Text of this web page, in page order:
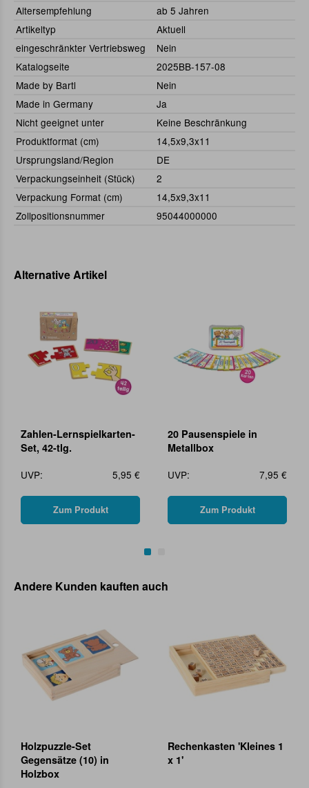
Altersempfehlung
ab 5 Jahren
Artikeltyp
Aktuell
eingeschränkter Vertriebsweg
Nein
Katalogseite
2025BB-157-08
Made by Bartl
Nein
Made in Germany
Ja
Nicht geeignet unter
Keine Beschränkung
Produktformat (cm)
14,5x9,3x11
Ursprungsland/Region
DE
Verpackungseinheit (Stück)
2
Verpackung Format (cm)
14,5x9,3x11
Zollpositionsnummer
95044000000
Alternative Artikel
Zahlen-Lernspielkarten-
Set, 42-tlg.
UVP:
5,95 €
Zum Produkt
20 Pausenspiele in
Metallbox
UVP:
7,95 €
Zum Produkt
Andere Kunden kauften auch
Holzpuzzle-Set
Gegensätze (10) in
Holzbox
Rechenkasten 'Kleines 1
x 1'